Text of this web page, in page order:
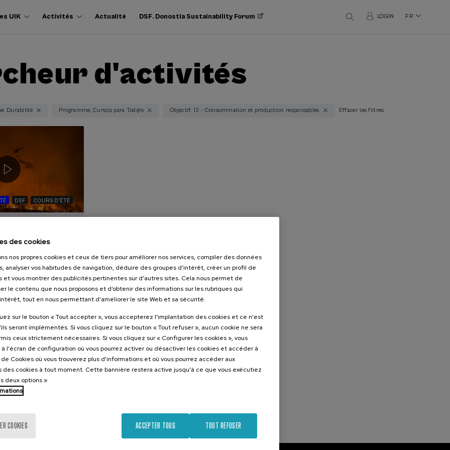
UIK Activités Actualité DSF. Donostia Sustainability Forum LOGIN FR
d'activités
Durabilité Programme: Cursos para Tod@s Objectif: 12 - Consommation et production responsables Effacer les filtres
DSF COURS D'ÉTÉ
II
.
... DE 25 €
Dernières
places
Gratuit
Date
passée
Liste
d'attente
Période
d'inscription
des cookies
nos propres cookies et ceux de tiers pour améliorer nos services, compiler des données
analyser vos habitudes de navigation, déduire des groupes d’intérêt, créer un profil de
et vous montrer des publicités pertinentes sur d’autres sites. Cela nous permet de
le contenu que nous proposons et d’obtenir des informations sur les rubriques qui
tout en nous permettant d’améliorer le site Web et sa sécurité.
sur le bouton « Tout accepter », vous accepterez l'implantation des cookies et ce n'est
seront implémentés. Si vous cliquez sur le bouton « Tout refuser », aucun cookie ne sera
ceux strictement nécessaires. Si vous cliquez sur « Configurer les cookies », vous
l'écran de configuration où vous pourrez activer ou désactiver les cookies et accéder à
Cookies où vous trouverez plus d'informations et où vous pourrez accéder aux
des cookies à tout moment. Cette bannière restera active jusqu'à ce que vous exécutiez
deux options »
COOKIES TOUT REFUSER
ACCEPTER TOUS